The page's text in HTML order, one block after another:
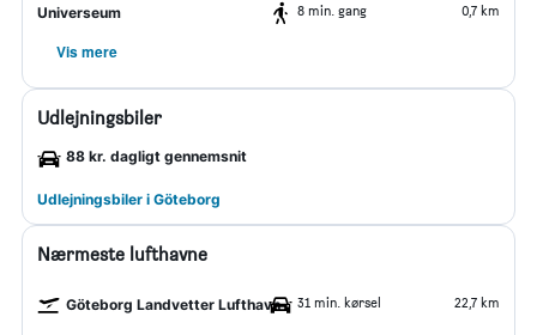
Universeum 8 min. gang 0,7 km
Vis mere
Udlejningsbiler
88 kr. dagligt gennemsnit
Udlejningsbiler i Göteborg
Nærmeste lufthavne
Göteborg Landvetter Lufthavn 31 min. kørsel 22,7 km